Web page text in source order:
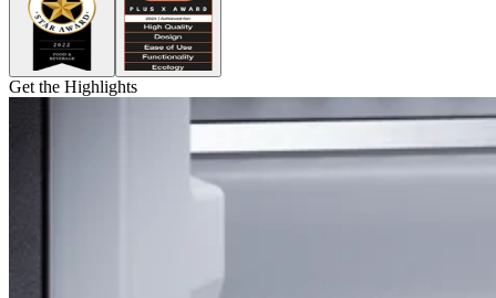
Get the Highlights